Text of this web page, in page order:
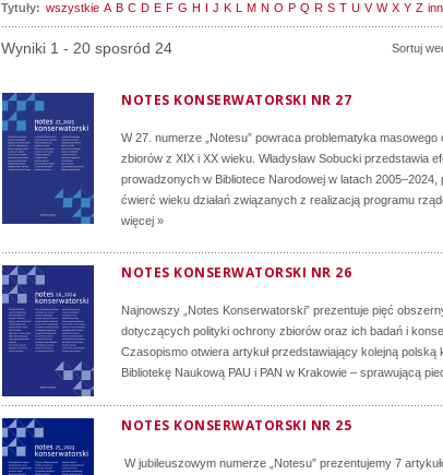
Tytuły: wszystkie A B C D E F G H I J K L M N O P Q R S T U V W X Y Z
Sortuj
Wyniki 1 - 20 sposród 24
NOTES KONSERWATORSKI NR 27
W 27. numerze „Notesu” powraca problematyka masowego
zbiorów z XIX i XX wieku. Władysław Sobucki przedstawia
prowadzonych w Bibliotece Narodowej w latach 2005–2024,
ćwierć wieku działań związanych z realizacją programu
więcej »
NOTES KONSERWATORSKI NR 26
Najnowszy „Notes Konserwatorski” prezentuje pięć
dotyczących polityki ochrony zbiorów oraz ich badań i
Czasopismo otwiera artykuł przedstawiający kolejną polską
Bibliotekę Naukową PAU i PAN w Krakowie – sprawującą
NOTES KONSERWATORSKI NR 25
W jubileuszowym numerze „Notesu” prezentujemy 7